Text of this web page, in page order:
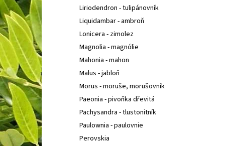
Liriodendron - tulipánovník
Liquidambar - ambroň
Lonicera - zimolez
Magnolia - magnólie
Mahonia - mahon
Malus - jabloň
Morus - moruše, morušovník
Paeonia - pivoňka dřevitá
Pachysandra - tlustonitník
Paulownia - paulovnie
Perovskia